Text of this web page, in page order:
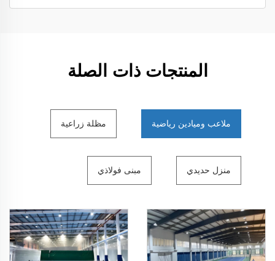
المنتجات ذات الصلة
ملاعب وميادين رياضية مظلة زراعية
منزل حديدي مبنى فولاذي